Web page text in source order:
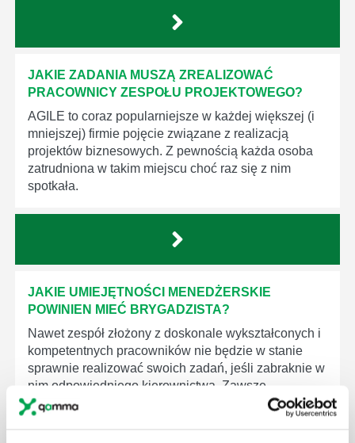
JAKIE ZADANIA MUSZĄ ZREALIZOWAĆ
PRACOWNICY ZESPOŁU PROJEKTOWEGO?
AGILE to coraz popularniejsze w każdej większej (i
mniejszej) firmie pojęcie związane z realizacją
projektów biznesowych. Z pewnością każda osoba
zatrudniona w takim miejscu choć raz się z nim
spotkała.
JAKIE UMIEJĘTNOŚCI MENEDŻERSKIE
POWINIEN MIEĆ BRYGADZISTA?
Nawet zespół złożony z doskonale wykształconych i
kompetentnych pracowników nie będzie w stanie
sprawnie realizować swoich zadań, jeśli zabraknie w
nim odpowiedniego kierownictwa. Zawsze
niezbędna jest osoba nadzorująca wszystkie
czynności wykonywane przez pracowników.